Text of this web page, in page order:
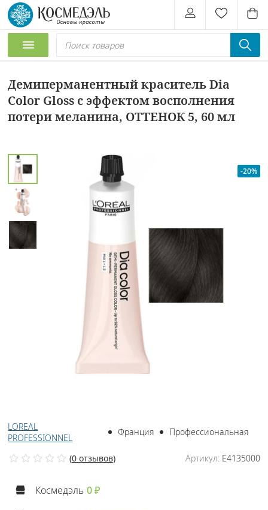
Демиперманентный краситель Dia
Color Gloss с эффектом восполнения
потери меланина, ОТТЕНОК 5, 60 мл
-20%
LOREAL
PROFESSIONNEL
Франция Профессиональная
Артикул:E4135000
(0 отзывов)
Космедэль 0 ₽